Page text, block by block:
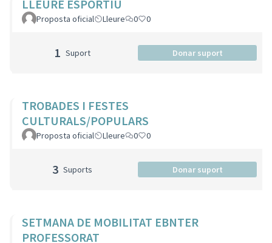
LLEURE ESPORTIU
Proposta oficial Lleure 0 0
1 Suport Donar suport
TROBADES I FESTES
CULTURALS/POPULARS
Proposta oficial Lleure 0 0
3 Suports Donar suport
SETMANA DE MOBILITAT EBNTER
PROFESSORAT